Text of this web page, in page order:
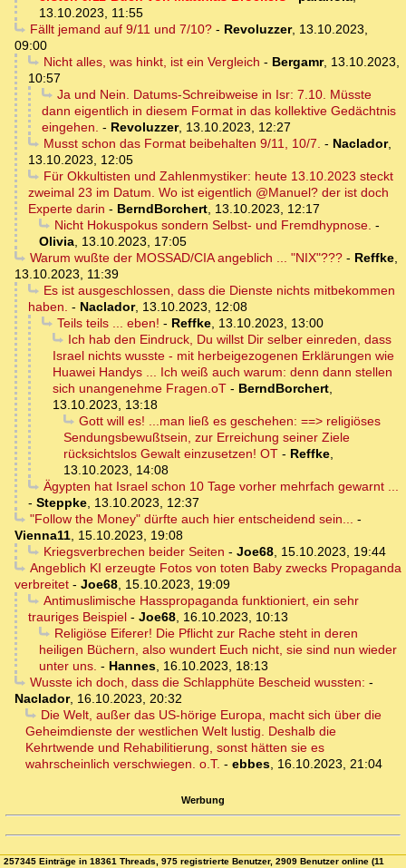
13.10.2023, 11:55
Fällt jemand auf 9/11 und 7/10?- Revoluzzer, 13.10.2023,
09:00
Nicht alles, was hinkt, ist ein Vergleich - Bergamr, 13.10.2023,
10:57
Ja und Nein. Datums-Schreibweise in Isr: 7.10. Müsste
dann eigentlich in diesem Format in das kollektive Gedächtnis
eingehen. - Revoluzzer, 13.10.2023, 12:27
Musst schon das Format beibehalten 9/11, 10/7. - Naclador,
13.10.2023, 12:05
Für Okkultisten und Zahlenmystiker: heute 13.10.2023 steckt
zweimal 23 im Datum. Wo ist eigentlich @Manuel? der ist doch
Experte darin - BerndBorchert, 13.10.2023, 12:17
Nicht Hokuspokus sondern Selbst- und Fremdhypnose. -
Olivia, 13.10.2023, 17:05
Warum wußte der MOSSAD/CIA angeblich ... "NIX"???- Reffke,
13.10.2023, 11:39
Es ist ausgeschlossen, dass die Dienste nichts mitbekommen
haben. - Naclador, 13.10.2023, 12:08
Teils teils ... eben! - Reffke, 13.10.2023, 13:00
Ich hab den Eindruck, Du willst Dir selber einreden, dass
Israel nichts wusste - mit herbeigezogenen Erklärungen wie
Huawei Handys ... Ich weiß auch warum: denn dann stellen
sich unangenehme Fragen.oT - BerndBorchert,
13.10.2023, 13:18
Gott will es! ...man ließ es geschehen: ==> religiöses
Sendungsbewußtsein, zur Erreichung seiner Ziele
rücksichtslos Gewalt einzusetzen! OT - Reffke,
13.10.2023, 14:08
Ägypten hat Israel schon 10 Tage vorher mehrfach gewarnt ...
- Steppke, 13.10.2023, 12:37
"Follow the Money" dürfte auch hier entscheidend sein... -
Vienna11, 15.10.2023, 19:08
Kriegsverbrechen beider Seiten - Joe68, 15.10.2023, 19:44
Angeblich KI erzeugte Fotos von toten Baby zwecks Propaganda
verbreitet - Joe68, 15.10.2023, 19:09
Antimuslimische Hasspropaganda funktioniert, ein sehr
trauriges Beispiel - Joe68, 16.10.2023, 10:13
Religiöse Eiferer! Die Pflicht zur Rache steht in deren
heiligen Büchern, also wundert Euch nicht, sie sind nun wieder
unter uns. - Hannes, 16.10.2023, 18:13
Wusste ich doch, dass die Schlapphüte Bescheid wussten: -
Naclador, 16.10.2023, 20:32
Die Welt, außer das US-hörige Europa, macht sich über die
Geheimdienste der westlichen Welt lustig. Deshalb die
Kehrtwende und Rehabilitierung, sonst hätten sie es
wahrscheinlich verschwiegen. o.T. - ebbes, 16.10.2023, 21:04
Werbung
257345 Einträge in 18361 Threads, 975 registrierte Benutzer, 2909 Benutzer online (11